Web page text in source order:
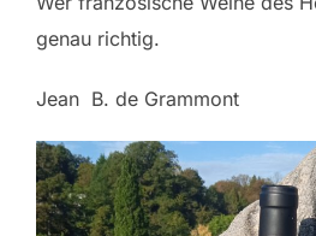
genau richtig.
Jean B. de Grammont